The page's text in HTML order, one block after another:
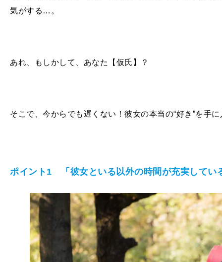
気がする…。
あれ、もしかして、あなた【仮氏】？
そこで、今からでも遅くない！彼女の本当の“好き”を手
ポイント1 「彼女といる以外の時間が充実してい